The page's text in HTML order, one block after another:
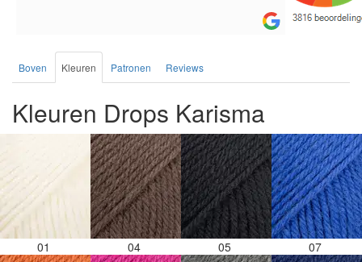
Boven Kleuren Patronen Reviews
Kleuren Drops Karisma
01 04 05 07